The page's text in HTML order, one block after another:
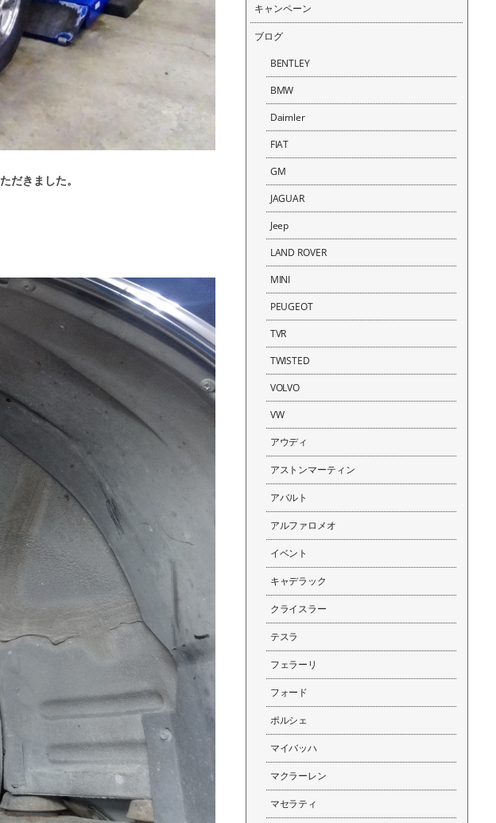
だきました。
キャンペーン
ブログ
BENTLEY
BMW
Daimler
FIAT
GM
JAGUAR
Jeep
LAND ROVER
MINI
PEUGEOT
TVR
TWISTED
VOLVO
VW
アウディ
アストンマーティン
アバルト
アルファロメオ
イベント
キャデラック
クライスラー
テスラ
フェラーリ
フォード
ポルシェ
マイバッハ
マクラーレン
マセラティ